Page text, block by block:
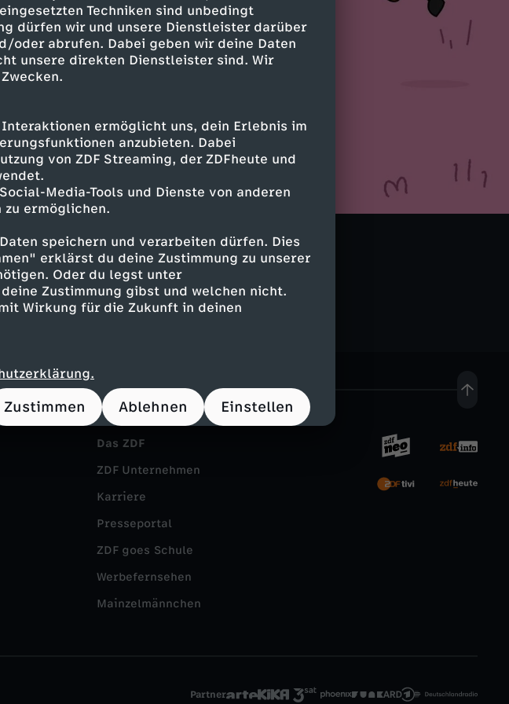
Techniken sind unbedingt
dürfen wir und unsere Dienstleister darüber
oder abrufen. Dabei geben wir deine Daten
unsere direkten Dienstleister sind. Wir
ermöglicht uns, dein Erlebnis im
anzubieten. Dabei
von ZDF Streaming, der ZDFheute und
Media-Tools und Dienste von anderen
zu ermöglichen.
speichern und verarbeiten dürfen. Dies
erklärst du deine Zustimmung zu unserer
Oder du legst unter
Zustimmung gibst und welchen nicht.
Wirkung für die Zukunft in deinen
Zustimmen Ablehnen Einstellen
FSK 0
Das ZDF
ZDF Unternehmen
Karriere
Presseportal
ZDF goes Schule
Werbefernsehen
Mainzelmännchen
Partner